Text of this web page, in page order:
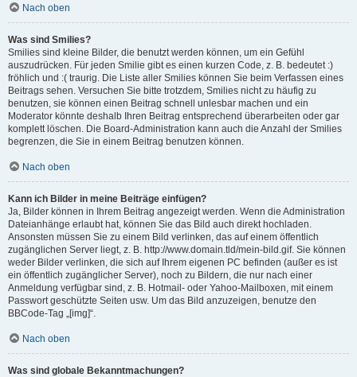
Nach oben
Was sind Smilies?
Smilies sind kleine Bilder, die benutzt werden können, um ein Gefühl
auszudrücken. Für jeden Smilie gibt es einen kurzen Code, z. B. bedeutet :)
fröhlich und :( traurig. Die Liste aller Smilies können Sie beim Verfassen eines
Beitrags sehen. Versuchen Sie bitte trotzdem, Smilies nicht zu häufig zu
benutzen, sie können einen Beitrag schnell unlesbar machen und ein
Moderator könnte deshalb Ihren Beitrag entsprechend überarbeiten oder gar
komplett löschen. Die Board-Administration kann auch die Anzahl der Smilies
begrenzen, die Sie in einem Beitrag benutzen können.
Nach oben
Kann ich Bilder in meine Beiträge einfügen?
Ja, Bilder können in Ihrem Beitrag angezeigt werden. Wenn die Administration
Dateianhänge erlaubt hat, können Sie das Bild auch direkt hochladen.
Ansonsten müssen Sie zu einem Bild verlinken, das auf einem öffentlich
zugänglichen Server liegt, z. B. http://www.domain.tld/mein-bild.gif. Sie können
weder Bilder verlinken, die sich auf Ihrem eigenen PC befinden (außer es ist
ein öffentlich zugänglicher Server), noch zu Bildern, die nur nach einer
Anmeldung verfügbar sind, z. B. Hotmail- oder Yahoo-Mailboxen, mit einem
Passwort geschützte Seiten usw. Um das Bild anzuzeigen, benutze den
BBCode-Tag „[img]“.
Nach oben
Was sind globale Bekanntmachungen?